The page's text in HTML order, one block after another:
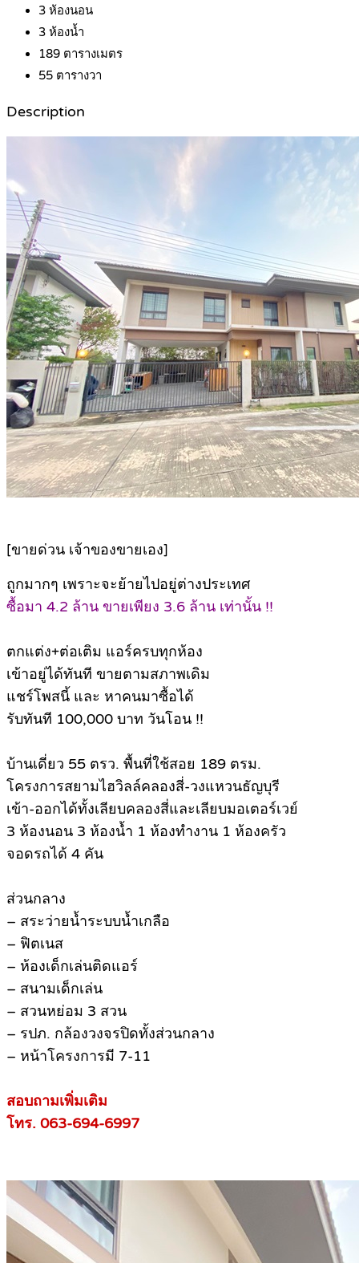
3 ห้องนอน
3 ห้องน้ำ
189 ตารางเมตร
55 ตารางวา
Description
[ขายด่วน เจ้าของขายเอง]
ถูกมากๆ เพราะจะย้ายไปอยู่ต่างประเทศ
ซื้อมา 4.2 ล้าน ขายเพียง 3.6 ล้าน เท่านั้น !!
ตกแต่ง+ต่อเติม แอร์ครบทุกห้อง
เข้าอยู่ได้ทันที ขายตามสภาพเดิม
แชร์โพสนี้ และ หาคนมาซื้อได้
รับทันที 100,000 บาท วันโอน !!
บ้านเดี่ยว 55 ตรว. พื้นที่ใช้สอย 189 ตรม.
โครงการสยามไฮวิลล์คลองสี่-วงแหวนธัญบุรี
เข้า-ออกได้ทั้งเลียบคลองสี่และเลียบมอเตอร์เวย์
3 ห้องนอน 3 ห้องน้ำ 1 ห้องทำงาน 1 ห้องครัว
จอดรถได้ 4 คัน
ส่วนกลาง
– สระว่ายน้ำระบบน้ำเกลือ
– ฟิตเนส
– ห้องเด็กเล่นติดแอร์
– สนามเด็กเล่น
– สวนหย่อม 3 สวน
– รปภ. กล้องวงจรปิดทั้งส่วนกลาง
– หน้าโครงการมี 7-11
สอบถามเพิ่มเติม
โทร. 063-694-6997